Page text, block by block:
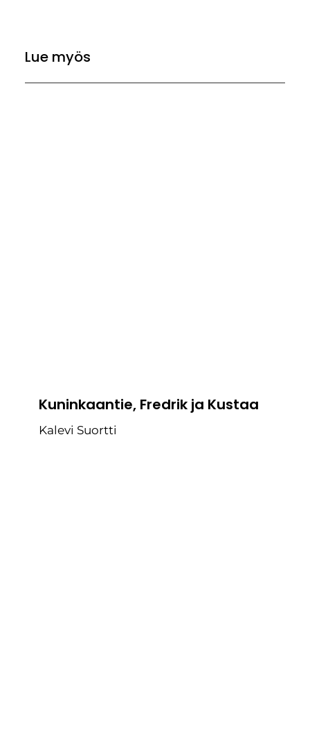
Lue myös
Kuninkaantie, Fredrik ja Kustaa
Kalevi Suortti